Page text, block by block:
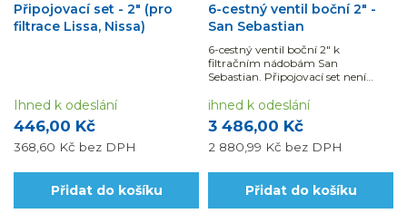
Připojovací set - 2" (pro
filtrace Lissa, Nissa)
446,00 Kč
368,60 Kč bez DPH
Ihned k odeslání
Přidat do košíku
6-cestný ventil boční 2" -
San Sebastian
6-cestný ventil boční 2" k
filtračním nádobám San
Sebastian. Připojovací set není
dokoupit...
3 486,00 Kč
2 880,99 Kč bez DPH
ihned k odeslání
Přidat do košíku